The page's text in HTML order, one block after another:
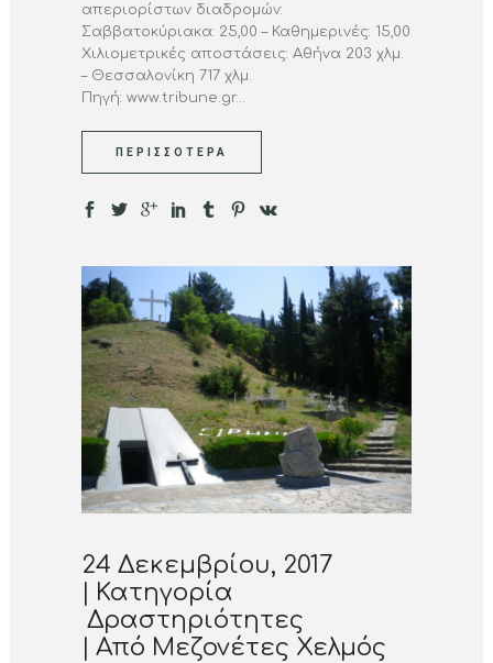
απεριορίστων διαδρομών:
Σαββατοκύριακα: 25,00 – Καθημερινές: 15,00
Χιλιομετρικές αποστάσεις: Αθήνα 203 χλμ.
– Θεσσαλονίκη 717 χλμ.
Πηγή: www.tribune.gr...
ΠΕΡΙΣΣΌΤΕΡΑ
24 Δεκεμβρίου, 2017
Κατηγορία
Δραστηριότητες
Από Μεζονέτες Χελμός